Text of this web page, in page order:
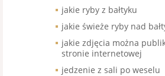
jakie ryby z bałtyku
jakie świeże ryby nad
jakie zdjęcia można
stronie internetowej
jedzenie z sali po weselu